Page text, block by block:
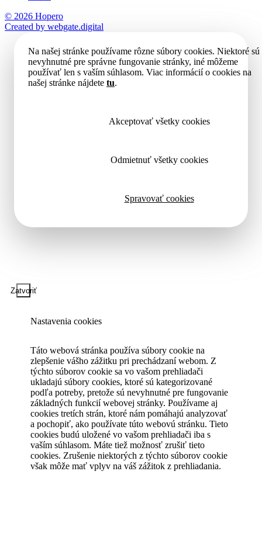
© 2026 Hopero
Created by webgate.digital
Na našej stránke používame rôzne súbory cookies. Niektoré sú
nevyhnutné pre správne fungovanie stránky, iné môžeme
používať len s vaším súhlasom. Viac informácií o cookies na
našej stránke nájdete tu.
Akceptovať všetky cookies
Odmietnuť všetky cookies
Spravovať cookies
Zatvoriť
Nastavenia cookies
Táto webová stránka používa súbory cookie na
zlepšenie vášho zážitku pri prechádzaní webom. Z
týchto súborov cookie sa vo vašom prehliadači
ukladajú súbory cookies, ktoré sú kategorizované
podľa potreby, pretože sú nevyhnutné pre fungovanie
základných funkcií webovej stránky. Používame aj
cookies tretích strán, ktoré nám pomáhajú analyzovať
a pochopiť, ako používate túto webovú stránku. Tieto
cookies budú uložené vo vašom prehliadači iba s
vaším súhlasom. Máte tiež možnosť zrušiť tieto
cookies. Zrušenie niektorých z týchto súborov cookie
však môže mať vplyv na váš zážitok z prehliadania.